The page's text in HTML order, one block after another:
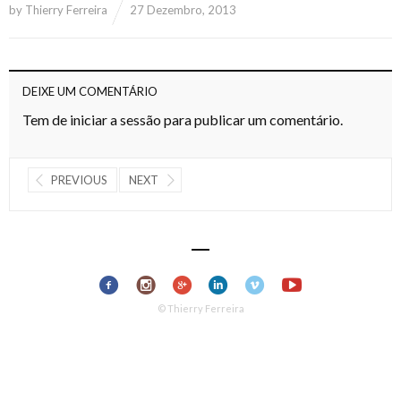
by Thierry Ferreira 27 Dezembro, 2013
DEIXE UM COMENTÁRIO
Tem de iniciar a sessãopara publicar um comentário.
PREVIOUS NEXT
© Thierry Ferreira